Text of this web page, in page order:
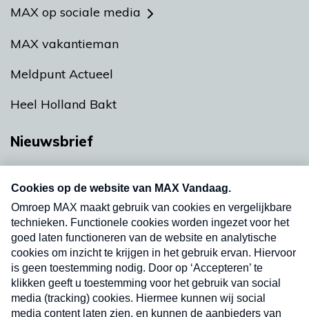
MAX op sociale media
MAX vakantieman
Meldpunt Actueel
Heel Holland Bakt
Nieuwsbrief
Neem hier een gratis abonnement op onze
nieuwsbrief. Elke vrijdag- en dinsdagochtend in
uw mailbox.
Verzend